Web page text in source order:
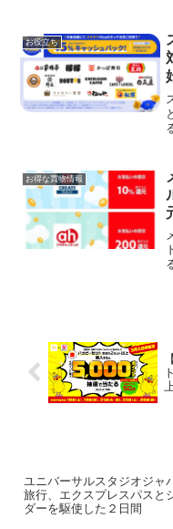
お役立ち
お得な買物情報
ユニバーサルスタジオジャ
旅行、エクスプレスパスと
ダーを駆使した２日間